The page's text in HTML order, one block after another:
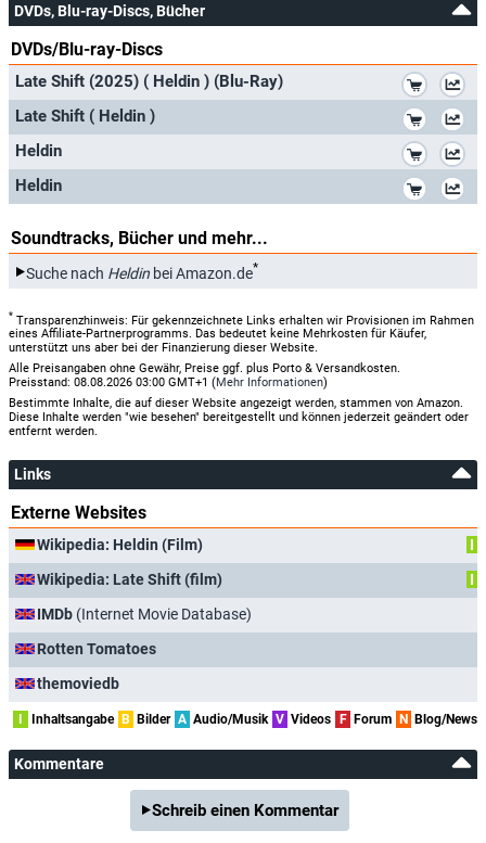
DVDs, Blu-ray-Discs, Bücher
DVDs/Blu-ray-Discs
Late Shift (2025) ( Heldin ) (Blu-Ray)
Late Shift ( Heldin )
Heldin
Heldin
Soundtracks, Bücher und mehr...
Suche nach Heldin bei Amazon.de*
* Transparenzhinweis: Für gekennzeichnete Links erhalten wir Provisionen im Rahmen
eines Affiliate-Partnerprogramms. Das bedeutet keine Mehrkosten für Käufer,
unterstützt uns aber bei der Finanzierung dieser Website.
Alle Preisangaben ohne Gewähr, Preise ggf. plus Porto & Versandkosten.
Preisstand: 08.08.2026 03:00 GMT+1 (Mehr Informationen)
Bestimmte Inhalte, die auf dieser Website angezeigt werden, stammen von Amazon.
Diese Inhalte werden "wie besehen" bereitgestellt und können jederzeit geändert oder
entfernt werden.
Links
Externe Websites
Wikipedia: Heldin (Film)
I
Wikipedia: Late Shift (film)
I
IMDb (Internet Movie Database)
Rotten Tomatoes
themoviedb
Inhaltsangabe B Bilder A Audio/Musik V Videos F Forum N Blog/News
Kommentare
Schreib einen Kommentar